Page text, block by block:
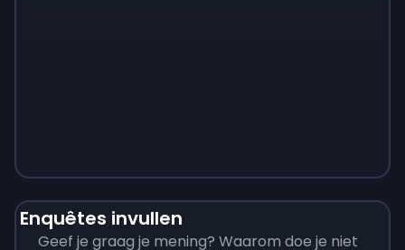
Enquêtes invullen
Geef je graag je mening? Waarom doe je niet